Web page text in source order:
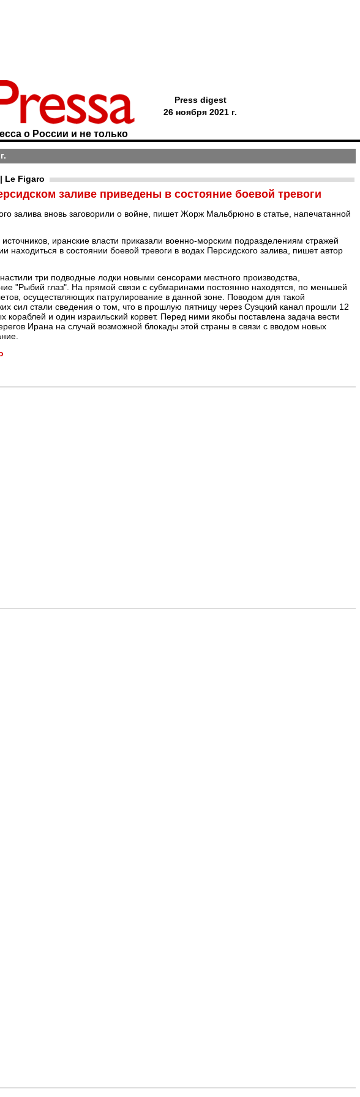
о России и не только
Press digest
26 ноября 2021 г.
Figaro
заливе приведены в состояние боевой тревоги
залива вновь заговорили о войне, пишет Жорж Мальбрюно в статье, напечатанной
иранские власти приказали военно-морским подразделениям стражей
находиться в состоянии боевой тревоги в водах Персидского залива, пишет автор
три подводные лодки новыми сенсорами местного производства,
"Рыбий глаз". На прямой связи с субмаринами постоянно находятся, по меньшей
осуществляющих патрулирование в данной зоне. Поводом для такой
сил стали сведения о том, что в прошлую пятницу через Суэцкий канал прошли 12
кораблей и один израильский корвет. Перед ними якобы поставлена задача вести
Ирана на случай возможной блокады этой страны в связи с вводом новых